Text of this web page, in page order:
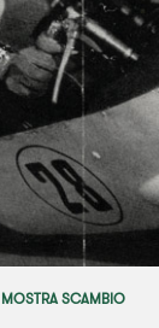
MOSTRA SCAMBIO